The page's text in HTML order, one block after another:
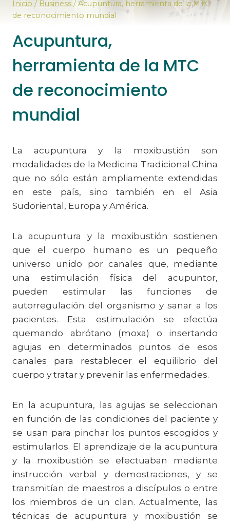
Inicio / Business / Acupuntura, herramienta de la MTC
de reconocimiento mundial
Acupuntura,
herramienta de la MTC
de reconocimiento
mundial
La acupuntura y la moxibustión son
modalidades de la Medicina Tradicional China
que no sólo están ampliamente extendidas
en este país, sino también en el Asia
Sudoriental, Europa y América.
La acupuntura y la moxibustión sostienen
que el cuerpo humano es un pequeño
universo unido por canales que, mediante
una estimulación física del acupuntor,
pueden estimular las funciones de
autorregulación del organismo y sanar a los
pacientes. Esta estimulación se efectúa
quemando abrótano (moxa) o insertando
agujas en determinados puntos de esos
canales para restablecer el equilibrio del
cuerpo y tratar y prevenir las enfermedades.
En la acupuntura, las agujas se seleccionan
en función de las condiciones del paciente y
se usan para pinchar los puntos escogidos y
estimularlos. El aprendizaje de la acupuntura
y la moxibustión se efectuaban mediante
instrucción verbal y demostraciones, y se
transmitían de maestros a discípulos o entre
los miembros de un clan. Actualmente, las
técnicas de acupuntura y moxibustión se